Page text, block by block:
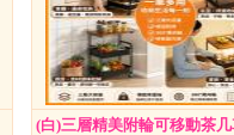
(白)三層精美附輪可移動茶